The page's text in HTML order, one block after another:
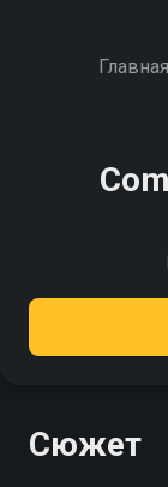
Главная
Сюжет